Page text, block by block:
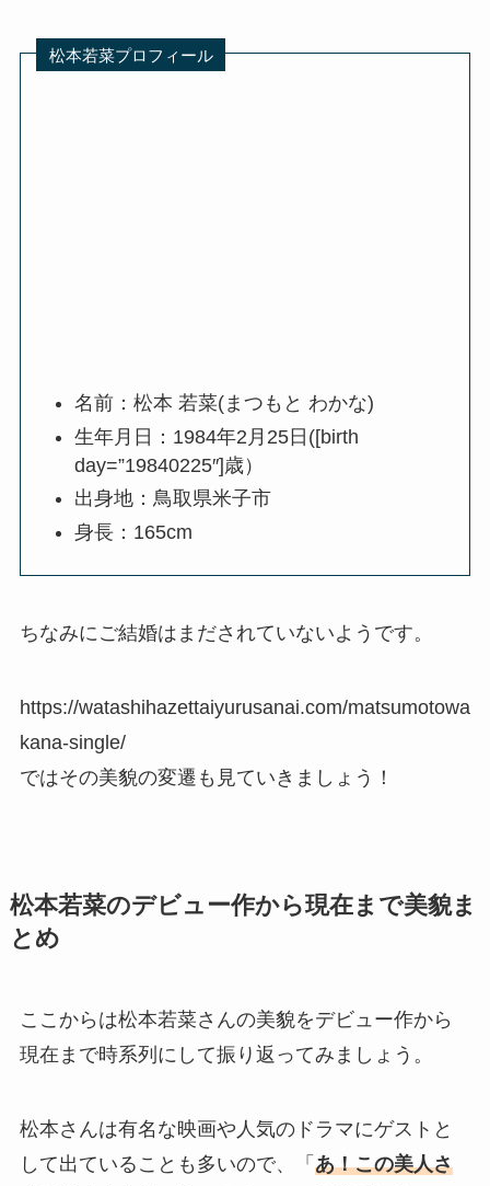
松本若菜プロフィール
名前：松本 若菜(まつもと わかな)
生年月日：1984年2月25日([birth
day=”19840225″]歳）
出身地：鳥取県米子市
身長：165cm
ちなみにご結婚はまだされていないようです。
https://watashihazettaiyurusanai.com/matsumotowa
kana-single/
ではその美貌の変遷も見ていきましょう！
松本若菜のデビュー作から現在まで美貌ま
とめ
ここからは松本若菜さんの美貌をデビュー作から
現在まで時系列にして振り返ってみましょう。
松本さんは有名な映画や人気のドラマにゲストと
して出ていることも多いので、「 あ！この美人さ